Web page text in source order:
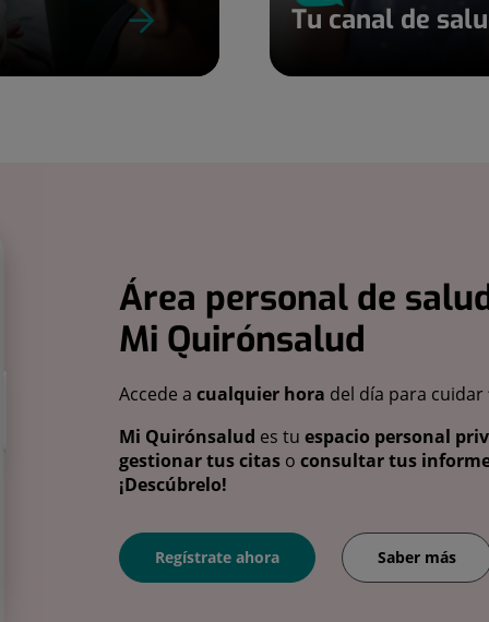
Tu canal de
Área personal de
Mi Quirónsalud
Accede a cualquier hora del día para cuidar
Mi Quirónsalud es tu espacio personal
gestionar tus citas o consultar tus
¡Descúbrelo!
Regístrate ahora Saber más